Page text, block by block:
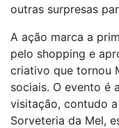
outras surpresas
A ação marca a
pelo shopping e
criativo que tornou
sociais. O evento é
visitação, contudo
Sorveteria da Mel,